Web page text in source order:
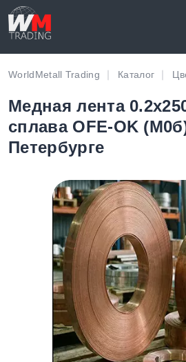
WorldMetall Trading Каталог
Медная лента
сплава OFE-OK
Петербурге